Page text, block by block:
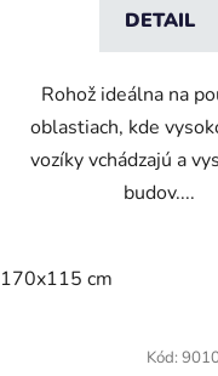
DETAIL
Rohož ideálna na
oblastiach, kde
vozíky vchádzajú a
budov....
170x115 cm
Kód: